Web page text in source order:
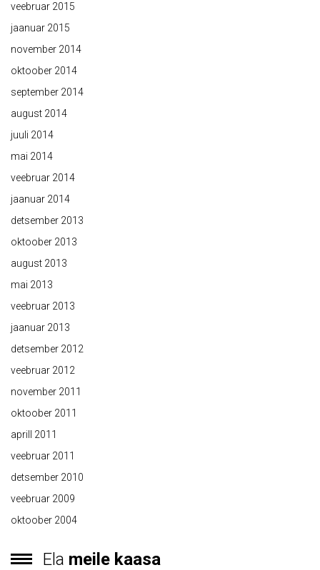
veebruar 2015
jaanuar 2015
november 2014
oktoober 2014
september 2014
august 2014
juuli 2014
mai 2014
veebruar 2014
jaanuar 2014
detsember 2013
oktoober 2013
august 2013
mai 2013
veebruar 2013
jaanuar 2013
detsember 2012
veebruar 2012
november 2011
oktoober 2011
aprill 2011
veebruar 2011
detsember 2010
veebruar 2009
oktoober 2004
Ela meile kaasa